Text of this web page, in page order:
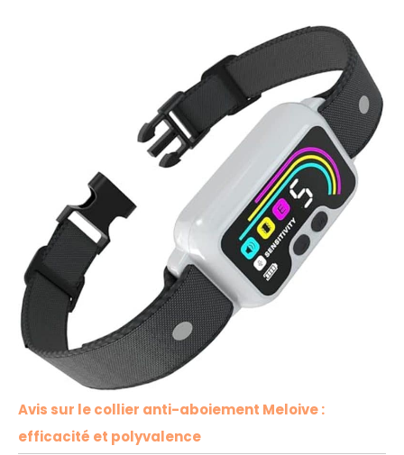
Avis sur le collier anti-aboiement Meloive :
efficacité et polyvalence